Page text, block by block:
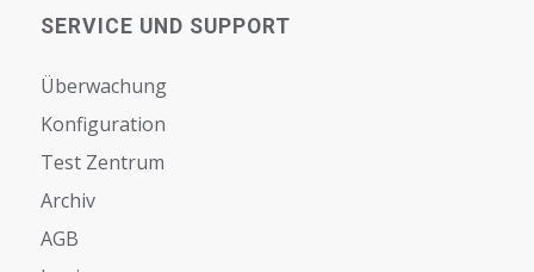
SERVICE UND SUPPORT
Überwachung
Konfiguration
Test Zentrum
Archiv
AGB